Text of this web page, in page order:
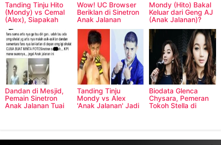
Tanding Tinju Hito
(Mondy) vs Cemal
(Alex), Siapakah
Wow! UC Browser
Beriklan di Sinetron
Anak Jalanan
Mondy (Hito) Bakal
Keluar dari Geng AJ
(Anak Jalanan)?
Dandan di Mesjid,
Pemain Sinetron
Anak Jalanan Tuai
Tanding Tinju
Mondy vs Alex
'Anak Jalanan' Jadi
Biodata Glenca
Chysara, Pemeran
Tokoh Stella di